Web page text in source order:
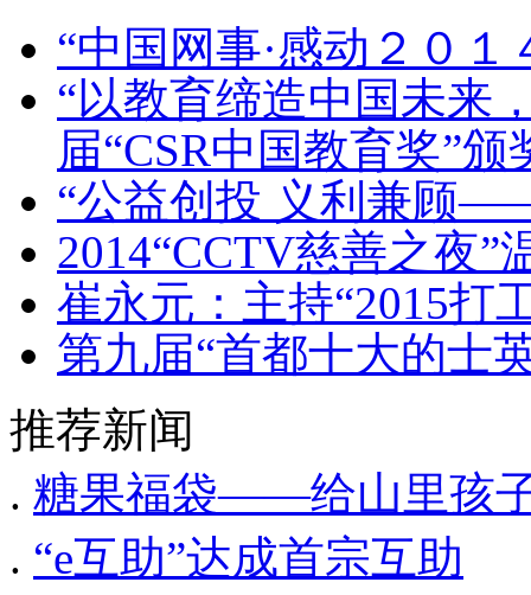
“中国网事·感动２０
“以教育缔造中国未来
届“CSR中国教育奖”
“公益创投 义利兼顾
2014“CCTV慈善之夜”
崔永元：主持“2015打
第九届“首都十大的士
推荐新闻
. 糖果福袋——给山里孩
. “e互助”达成首宗互助